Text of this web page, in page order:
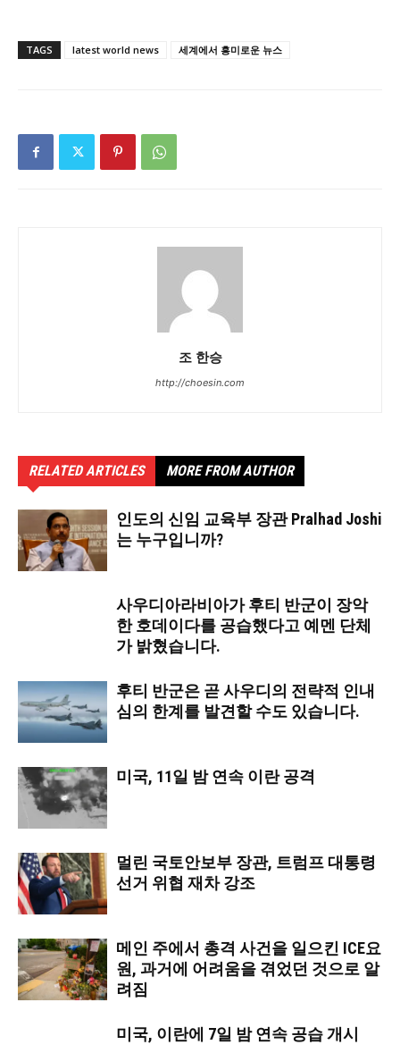
TAGS latest world news 세계에서 흥미로운 뉴스
조 한승
http://choesin.com
RELATED ARTICLES MORE FROM AUTHOR
인도의 신임 교육부 장관 Pralhad Joshi
는 누구입니까?
사우디아라비아가 후티 반군이 장악
한 호데이다를 공습했다고 예멘 단체
가 밝혔습니다.
후티 반군은 곧 사우디의 전략적 인내
심의 한계를 발견할 수도 있습니다.
미국, 11일 밤 연속 이란 공격
멀린 국토안보부 장관, 트럼프 대통령
선거 위협 재차 강조
메인 주에서 총격 사건을 일으킨 ICE요
원, 과거에 어려움을 겪었던 것으로 알
려짐
미국, 이란에 7일 밤 연속 공습 개시